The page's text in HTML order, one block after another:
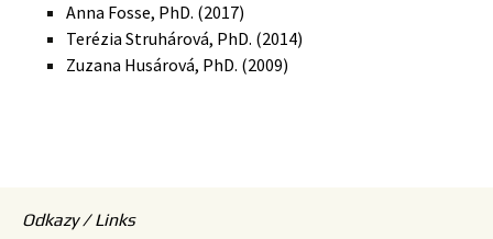
Anna Fosse, PhD. (2017)
Terézia Struhárová, PhD. (2014)
Zuzana Husárová, PhD. (2009)
Odkazy / Links